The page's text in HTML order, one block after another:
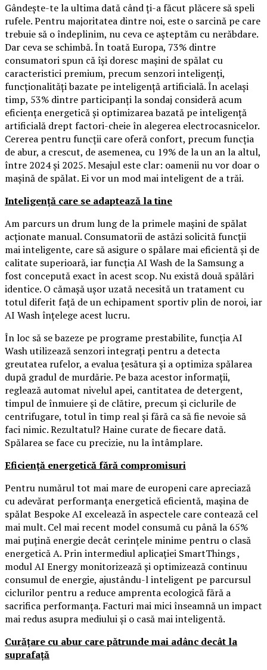
Gândește-te la ultima dată când ți-a făcut plăcere să speli
rufele. Pentru majoritatea dintre noi, este o sarcină pe care
trebuie să o îndeplinim, nu ceva ce așteptăm cu nerăbdare.
Dar ceva se schimbă. În toată Europa, 73% dintre
consumatori spun că își doresc mașini de spălat cu
caracteristici premium, precum senzori inteligenți,
funcționalități bazate pe inteligență artificială. În același
timp, 53% dintre participanți la sondaj consideră acum
eficiența energetică și optimizarea bazată pe inteligență
artificială drept factori-cheie în alegerea electrocasnicelor.
Cererea pentru funcții care oferă confort, precum funcția
de abur, a crescut, de asemenea, cu 19% de la un an la altul,
între 2024 și 2025. Mesajul este clar: oamenii nu vor doar o
mașină de spălat. Ei vor un mod mai inteligent de a trăi.
Inteligență care se adaptează la tine
Am parcurs un drum lung de la primele mașini de spălat
acționate manual. Consumatorii de astăzi solicită funcții
mai inteligente, care să asigure o spălare mai eficientă și de
calitate superioară, iar funcția AI Wash de la Samsung a
fost concepută exact în acest scop. Nu există două spălări
identice. O cămașă ușor uzată necesită un tratament cu
totul diferit față de un echipament sportiv plin de noroi, iar
AI Wash înțelege acest lucru.
În loc să se bazeze pe programe prestabilite, funcția AI
Wash utilizează senzori integrați pentru a detecta
greutatea rufelor, a evalua țesătura și a optimiza spălarea
după gradul de murdărie. Pe baza acestor informații,
reglează automat nivelul apei, cantitatea de detergent,
timpul de înmuiere și de clătire, precum și ciclurile de
centrifugare, totul în timp real și fără ca să fie nevoie să
faci nimic. Rezultatul? Haine curate de fiecare dată.
Spălarea se face cu precizie, nu la întâmplare.
Eficiență energetică fără compromisuri
Pentru numărul tot mai mare de europeni care apreciază
cu adevărat performanța energetică eficientă, mașina de
spălat Bespoke AI excelează în aspectele care contează cel
mai mult. Cel mai recent model consumă cu până la 65%
mai puțină energie decât cerințele minime pentru o clasă
energetică A. Prin intermediul aplicației SmartThings ,
modul AI Energy monitorizează și optimizează continuu
consumul de energie, ajustându-l inteligent pe parcursul
ciclurilor pentru a reduce amprenta ecologică fără a
sacrifica performanța. Facturi mai mici înseamnă un impact
mai redus asupra mediului și o casă mai inteligentă.
Curățare cu abur care pătrunde mai adânc decât la
suprafață